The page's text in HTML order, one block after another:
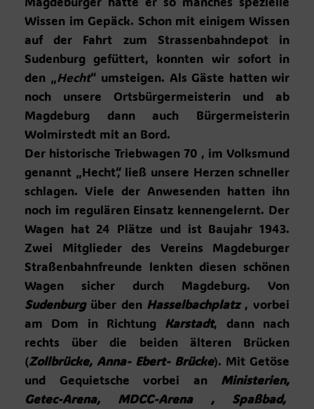
Wissen im Gepäck. Schon mit einigem Wissen
auf der Fahrt zum Strassenbahndepot in
Sudenburg gefüttert, konnten wir sofort in
den „Hecht“ umsteigen. Als Gäste hatten wir
noch unsere Ortsbürgermeisterin und ab
Magdeburg dann auch Bürgermeisterin
Wolmirstedt mit an Bord.
Der historische Triebwagen 70 , im Volksmund
genannt „Hecht“, ließ unsere Herzen schneller
schlagen. Viele der Anwesenden hatten ihn
noch im regulären Einsatz kennengelernt. Der
Wagen hat 24 Plätze und ist Baujahr 1943.
Zwei Mitglieder des Vereins Magdeburger
Straßenbahnfreunde lenkten diesen schönen
Wagen sicher durch Magdeburg. Von
Sudenburgüber den Hasselbachplatz, vorbei
am Dom in Richtung Karstadt, dann nach
rechts über die beiden älteren Brücken
(Zollbrücke, Anna- Ebert- Brücke). Mit Getöse
und Gequietsche vorbei an Ministerien,
Getec-Arena, MDCC-Arena , Spaßbad,